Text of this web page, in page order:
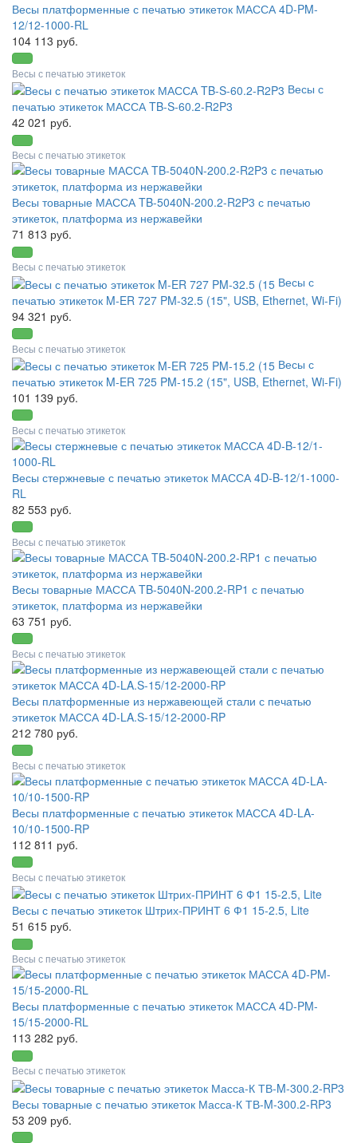
Весы платформенные с печатью этикеток МАССА 4D-PM-
12/12-1000-RL
104 113 руб.
Весы с печатью этикеток
Весы с
печатью этикеток МАССА TB-S-60.2-R2P3
42 021 руб.
Весы с печатью этикеток
Весы товарные МАССА TB-5040N-200.2-R2P3 с печатью
этикеток, платформа из нержавейки
71 813 руб.
Весы с печатью этикеток
Весы с
печатью этикеток M-ER 727 PM-32.5 (15", USB, Ethernet, Wi-Fi)
94 321 руб.
Весы с печатью этикеток
Весы с
печатью этикеток M-ER 725 PM-15.2 (15", USB, Ethernet, Wi-Fi)
101 139 руб.
Весы с печатью этикеток
Весы стержневые с печатью этикеток МАССА 4D-B-12/1-1000-
RL
82 553 руб.
Весы с печатью этикеток
Весы товарные МАССА TB-5040N-200.2-RP1 с печатью
этикеток, платформа из нержавейки
63 751 руб.
Весы с печатью этикеток
Весы платформенные из нержавеющей стали с печатью
этикеток МАССА 4D-LA.S-15/12-2000-RP
212 780 руб.
Весы с печатью этикеток
Весы платформенные с печатью этикеток МАССА 4D-LA-
10/10-1500-RP
112 811 руб.
Весы с печатью этикеток
Весы с печатью этикеток Штрих-ПРИНТ 6 Ф1 15-2.5, Lite
51 615 руб.
Весы с печатью этикеток
Весы платформенные с печатью этикеток МАССА 4D-PM-
15/15-2000-RL
113 282 руб.
Весы с печатью этикеток
Весы товарные с печатью этикеток Масса-К ТВ-M-300.2-RP3
53 209 руб.